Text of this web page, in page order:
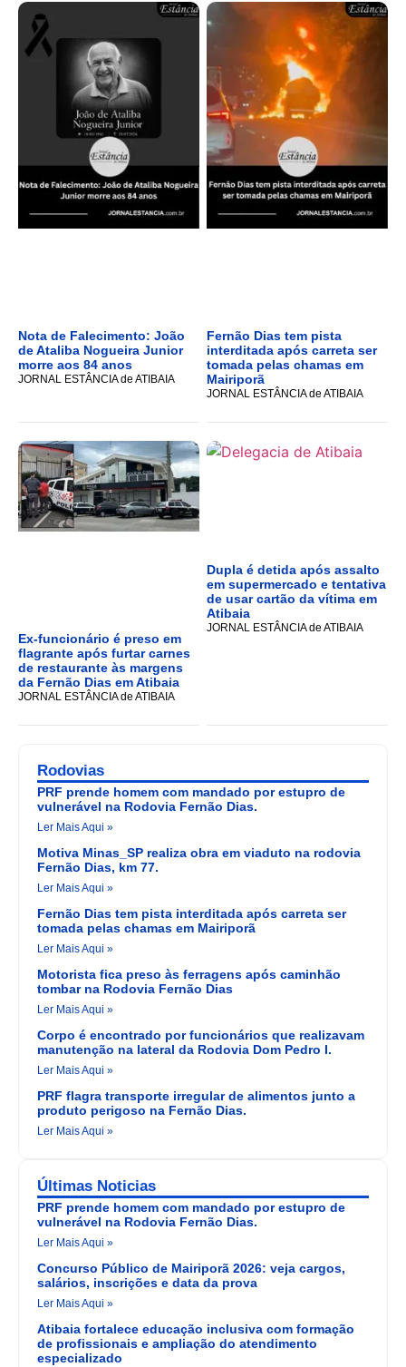
Nota de Falecimento: João
de Ataliba Nogueira Junior
morre aos 84 anos
JORNAL ESTÂNCIA de ATIBAIA
Fernão Dias tem pista
interditada após carreta ser
tomada pelas chamas em
Mairiporã
JORNAL ESTÂNCIA de ATIBAIA
Ex-funcionário é preso em
flagrante após furtar carnes
de restaurante às margens
da Fernão Dias em Atibaia
JORNAL ESTÂNCIA de ATIBAIA
Dupla é detida após assalto
em supermercado e tentativa
de usar cartão da vítima em
Atibaia
JORNAL ESTÂNCIA de ATIBAIA
Rodovias
PRF prende homem com mandado por estupro de
vulnerável na Rodovia Fernão Dias.
Ler Mais Aqui »
Motiva Minas_SP realiza obra em viaduto na rodovia
Fernão Dias, km 77.
Ler Mais Aqui »
Fernão Dias tem pista interditada após carreta ser
tomada pelas chamas em Mairiporã
Ler Mais Aqui »
Motorista fica preso às ferragens após caminhão
tombar na Rodovia Fernão Dias
Ler Mais Aqui »
Corpo é encontrado por funcionários que realizavam
manutenção na lateral da Rodovia Dom Pedro I.
Ler Mais Aqui »
PRF flagra transporte irregular de alimentos junto a
produto perigoso na Fernão Dias.
Ler Mais Aqui »
Últimas Noticias
PRF prende homem com mandado por estupro de
vulnerável na Rodovia Fernão Dias.
Ler Mais Aqui »
Concurso Público de Mairiporã 2026: veja cargos,
salários, inscrições e data da prova
Ler Mais Aqui »
Atibaia fortalece educação inclusiva com formação
de profissionais e ampliação do atendimento
especializado